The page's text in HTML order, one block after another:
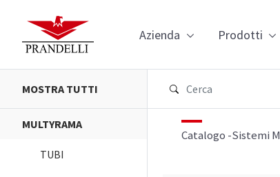
Azienda Prodotti
Catalogo -Sistemi
MOSTRA TUTTI
MULTYRAMA
TUBI